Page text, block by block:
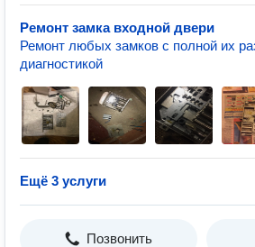
Ремонт замка входной двери
Ремонт любых замков с полной их
диагностикой
Ещё 3 услуги
Позвонить